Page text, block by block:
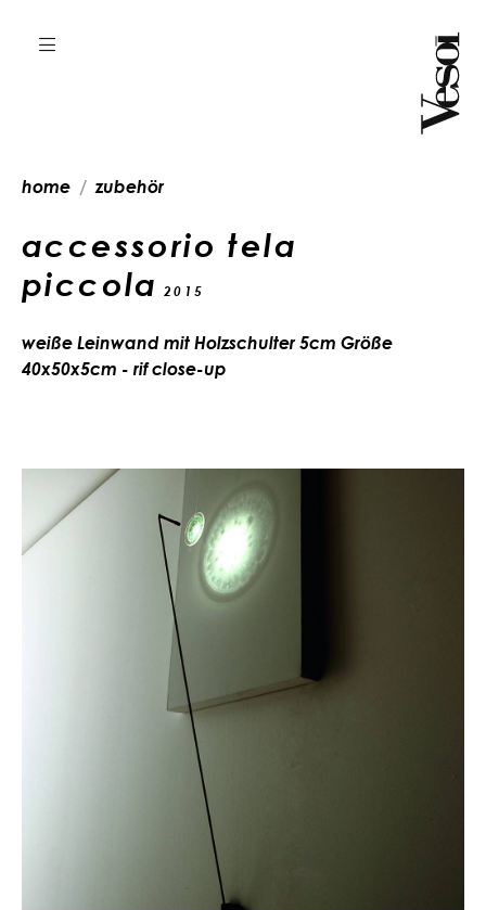
home zubehör
accessorio tela
piccola 2015
weiße Leinwand mit Holzschulter 5cm Größe
40x50x5cm - rif close-up